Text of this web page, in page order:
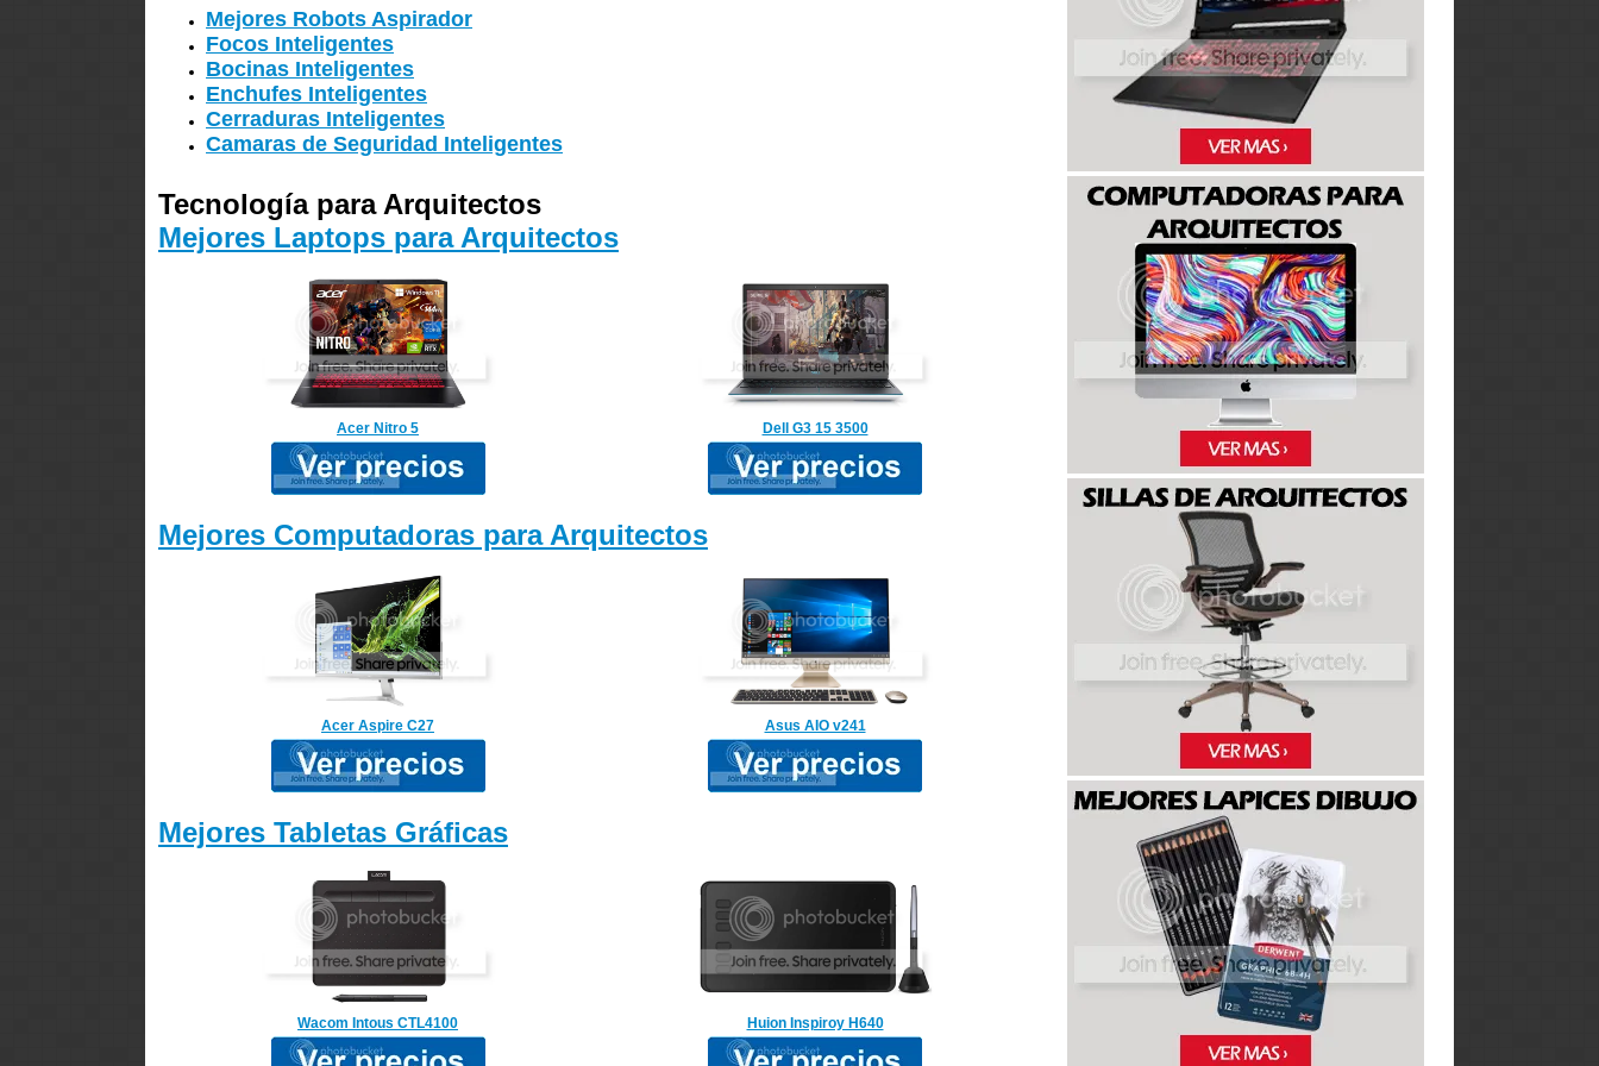
Mejores Robots Aspirador
Focos Inteligentes
Bocinas Inteligentes
Enchufes Inteligentes
Cerraduras Inteligentes
Camaras de Seguridad Inteligentes
Tecnología para Arquitectos
Mejores Laptops para Arquitectos
Acer Nitro 5 Dell G3 15 3500
Mejores Computadoras para Arquitectos
Acer Aspire C27 Asus AIO v241
Mejores Tabletas Gráficas
Wacom Intous CTL4100 Huion Inspiroy H640